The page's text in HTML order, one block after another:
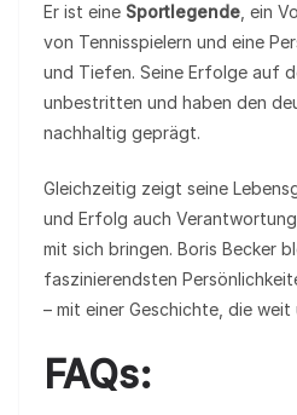
Er ist eine Sportlegende , ein
von Tennisspielern und eine
und Tiefen. Seine Erfolge auf
unbestritten und haben den
nachhaltig geprägt.
Gleichzeitig zeigt seine
und Erfolg auch
mit sich bringen. Boris Becker
faszinierendsten
– mit einer Geschichte, die
FAQs: